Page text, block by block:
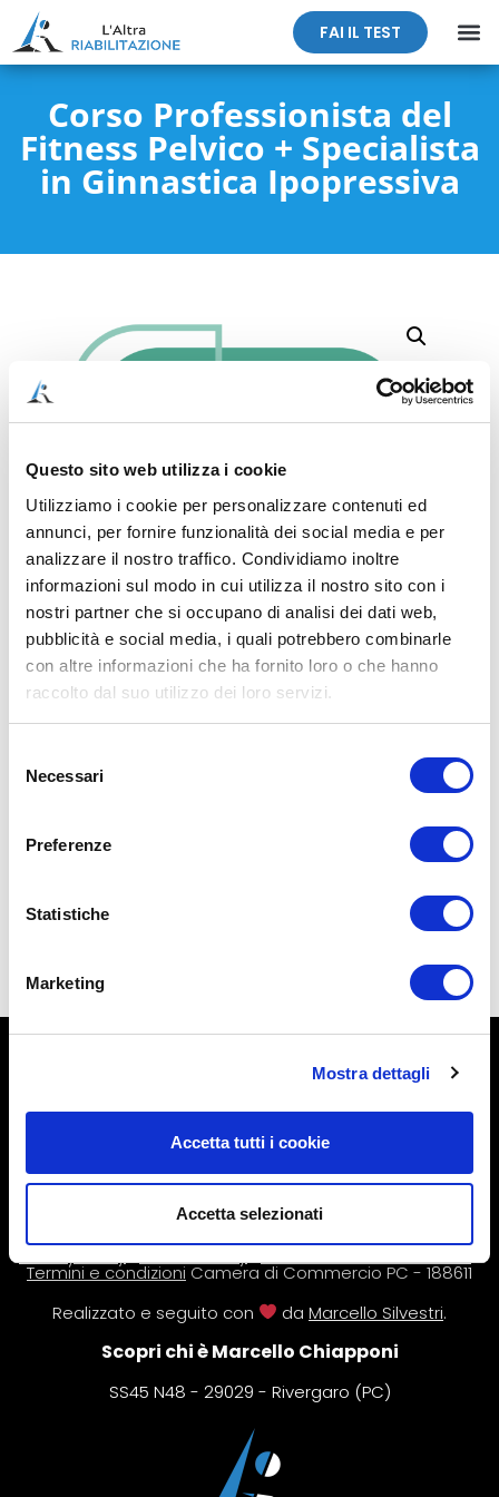
Questo sito web utilizza i cookie
Utilizziamo i cookie per personalizzare contenuti ed
annunci, per fornire funzionalità dei social media e per
analizzare il nostro traffico. Condividiamo inoltre
informazioni sul modo in cui utilizza il nostro sito con i
nostri partner che si occupano di analisi dei dati web,
pubblicità e social media, i quali potrebbero combinarle
con altre informazioni che ha fornito loro o che hanno
raccolto dal suo utilizzo dei loro servizi.
delNecessari
Preferenze
Statistiche
Marketing
Mostra dettagli
Accetta tutti i cookie
Accetta selezionati
FAI IL TEST
Corso Professionista del
Fitness Pelvico + Specialista
in Ginnastica Ipopressiva
© L’Altra Riabilitazione di Marcello Chiapponi.
L’intero contenuto del sito è coperto da copyright. Le
informazioni riportate all’interno di questo sito web non
paziente o una visita specialistica. In caso di dubbi,
leggi il nostrodisclaimer
Privacy Policy|Cookie Policy|Gestisci consenso cookie|
Termini e condizioni Camera di Commercio PC - 188611
Realizzato e seguito con
daMarcello Silvestri.
Scopri chi è Marcello Chiapponi
SS45 N48 - 29029 - Rivergaro (PC)